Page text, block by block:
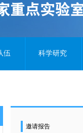
伍 科学研究
邀请报告